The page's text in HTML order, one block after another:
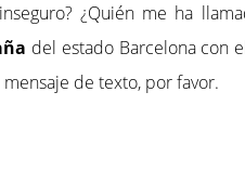
¿Quién me ha
del estado Barcelona con
de texto, por favor.